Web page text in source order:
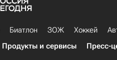
Биатлон ЗОЖ Хоккей
Продукты и сервисы Пресс-